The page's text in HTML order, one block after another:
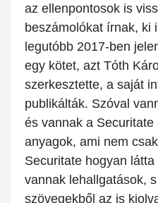
az ellenpontosok is
beszámolókat írnak, ki
legutóbb 2017-ben
egy kötet, azt Tóth
szerkesztette, a saját
publikálták. Szóval
és vannak a
anyagok, ami nem
Securitate hogyan
vannak lehallgatások,
szövegekből az is